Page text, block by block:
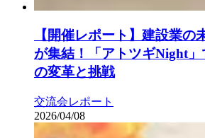
【開催レポート】建設業の
が集結！「アトツギNight
の変革と挑戦
交流会レポート
2026/04/08